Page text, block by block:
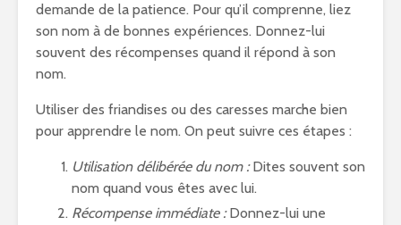
demande de la patience. Pour qu’il comprenne, liez
son nom à de bonnes expériences. Donnez-lui
souvent des récompenses quand il répond à son
nom.
Utiliser des friandises ou des caresses marche bien
pour apprendre le nom. On peut suivre ces étapes :
Utilisation délibérée du nom :Dites souvent son
nom quand vous êtes avec lui.
Récompense immédiate :Donnez-lui une